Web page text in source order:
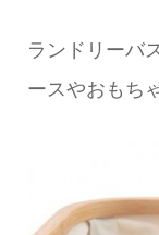
ランドリーバ
ースやおもち